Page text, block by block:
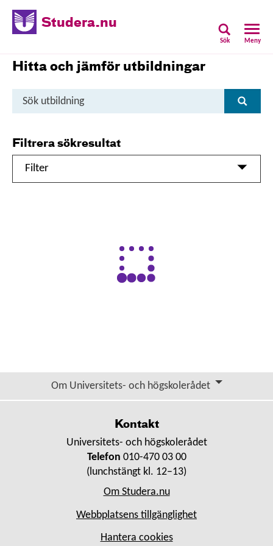
Studera.nu
Sök Meny
Hitta och jämför utbildningar
Sök
Sök
Filtrera sökresultat
Filter
Om Universitets- och högskolerådet
Kontakt
Universitets- och högskolerådet
Telefon 010-470 03 00
(lunchstängt kl. 12–13)
Om Studera.nu
Webbplatsens tillgänglighet
Hantera cookies